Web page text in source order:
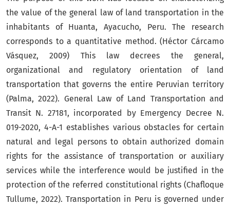
the value of the general law of land transportation in the
inhabitants of Huanta, Ayacucho, Peru. The research
corresponds to a quantitative method. (Héctor Cárcamo
Vásquez, 2009) This law decrees the general,
organizational and regulatory orientation of land
transportation that governs the entire Peruvian territory
(Palma, 2022). General Law of Land Transportation and
Transit N. 27181, incorporated by Emergency Decree N.
019-2020, 4-A-1 establishes various obstacles for certain
natural and legal persons to obtain authorized domain
rights for the assistance of transportation or auxiliary
services while the interference would be justified in the
protection of the referred constitutional rights (Chafloque
Tullume, 2022). Transportation in Peru is governed under